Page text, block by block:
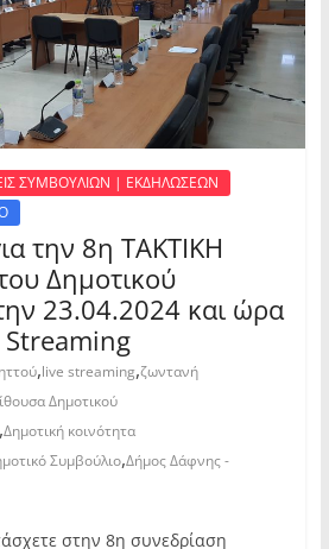
ΣΥΜΒΟΥΛΙΩΝ | ΕΚΔΗΛΩΣΕΩΝ
την 8η ΤΑΚΤΙΚΗ
Δημοτικού
23.04.2024 και ώρα
,live streaming,ζωντανή
Δημοτικού
Δημοτική κοινότητα
Συμβούλιο,Δήμος Δάφνης -
στην 8η συνεδρίαση